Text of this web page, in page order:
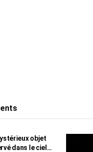
objet
dans le ciel